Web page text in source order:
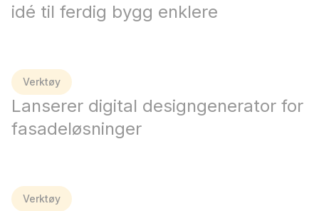
idé til ferdig bygg enklere
Verktøy
Lanserer digital designgenerator for
fasadeløsninger
Verktøy